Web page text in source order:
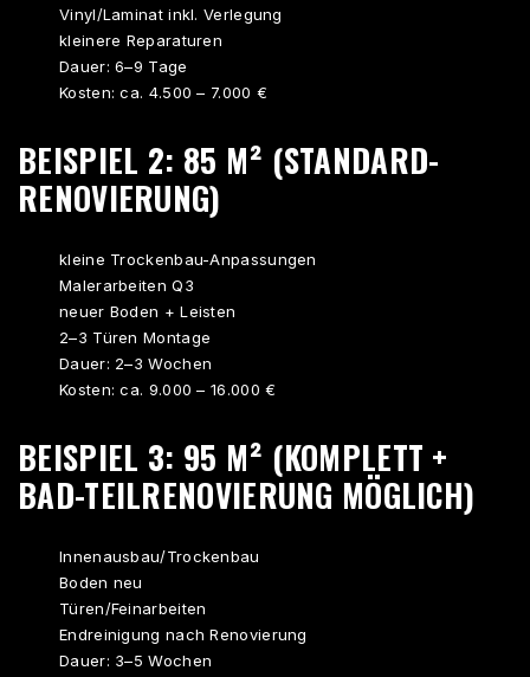
Vinyl/Laminat inkl. Verlegung
kleinere Reparaturen
Dauer: 6–9 Tage
Kosten: ca. 4.500 – 7.000 €
BEISPIEL 2: 85 M² (STANDARD-
RENOVIERUNG)
kleine Trockenbau-Anpassungen
Malerarbeiten Q3
neuer Boden + Leisten
2–3 Türen Montage
Dauer: 2–3 Wochen
Kosten: ca. 9.000 – 16.000 €
BEISPIEL 3: 95 M² (KOMPLETT +
BAD-TEILRENOVIERUNG MÖGLICH)
Innenausbau/Trockenbau
Boden neu
Türen/Feinarbeiten
Endreinigung nach Renovierung
Dauer: 3–5 Wochen